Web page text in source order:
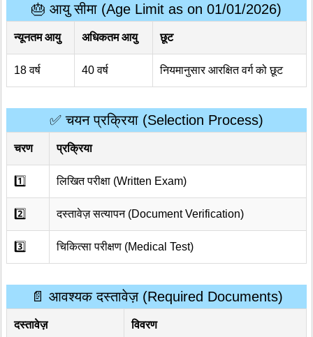
🎂 आयु सीमा (Age Limit as on 01/01/2026)
न्यूनतम आयु अधिकतम आयु छूट
18 वर्ष 40 वर्ष नियमानुसार आरक्षित वर्ग को छूट
✅ चयन प्रक्रिया (Selection Process)
चरण प्रक्रिया
1️⃣ लिखित परीक्षा (Written Exam)
2️⃣ दस्तावेज़ सत्यापन (Document Verification)
3️⃣ चिकित्सा परीक्षण (Medical Test)
📄 आवश्यक दस्तावेज़ (Required Documents)
दस्तावेज़ विवरण